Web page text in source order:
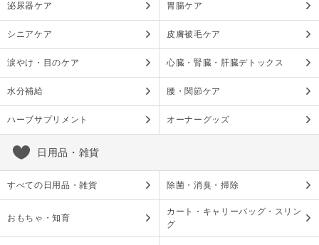
泌尿器ケア 胃腸ケア
シニアケア 皮膚被毛ケア
涙やけ・目のケア 心臓・腎臓・肝臓デトックス
水分補給 腰・関節ケア
ハーブサプリメント オーナーグッズ
日用品・雑貨
すべての日用品・雑貨 除菌・消臭・掃除
おもちゃ・知育
カート・キャリーバッグ・スリン
グ